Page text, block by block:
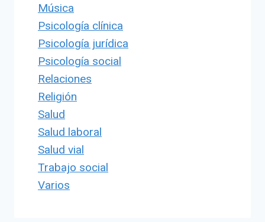
Música
Psicología clínica
Psicología jurídica
Psicología social
Relaciones
Religión
Salud
Salud laboral
Salud vial
Trabajo social
Varios